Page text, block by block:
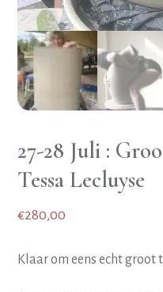
27-28 Juli :
Tessa Lecluyse
€280,00
Klaar om eens echt groot